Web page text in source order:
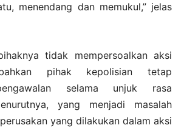
menendang dan memukul,” jelas
tidak mempersoalkan aksi
pihak kepolisian tetap
selama unjuk rasa
yang menjadi masalah
yang dilakukan dalam aksi